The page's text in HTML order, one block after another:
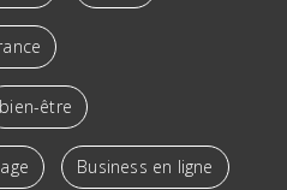
bien-être
Business en ligne